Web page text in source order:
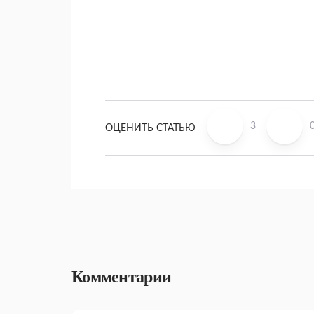
ОЦЕНИТЬ СТАТЬЮ 3
Комментарии